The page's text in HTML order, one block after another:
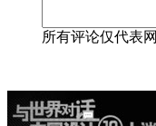
所有评论仅代表